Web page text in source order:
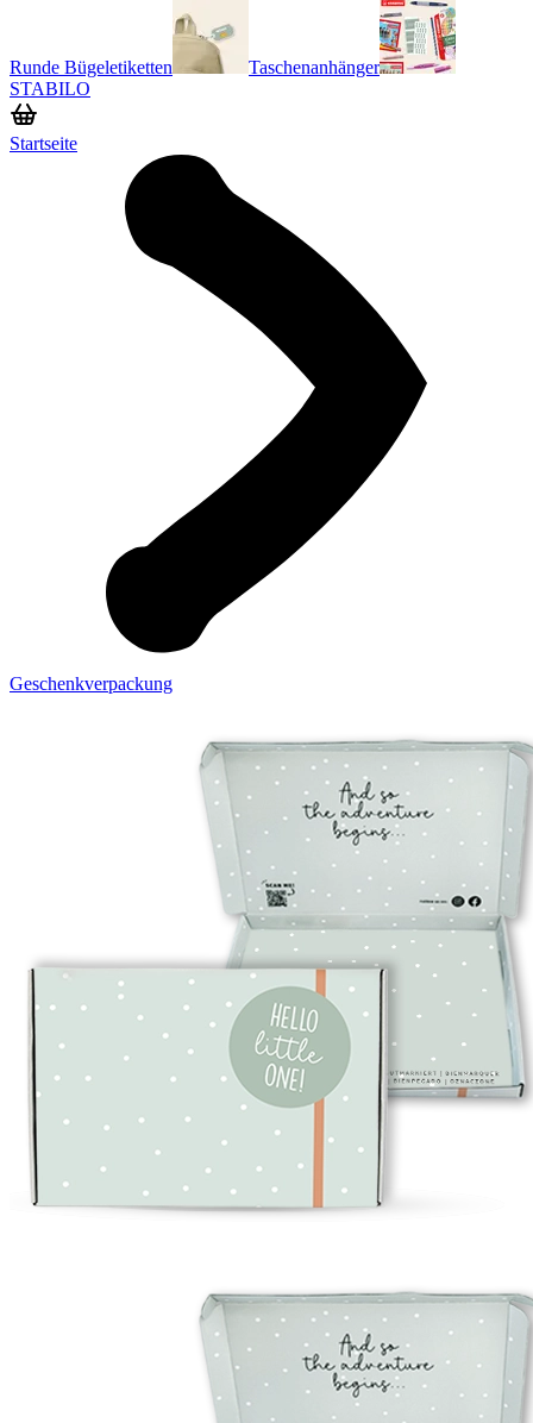
Runde Bügeletiketten
Taschenanhänger
STABILO
Startseite
Geschenkverpackung